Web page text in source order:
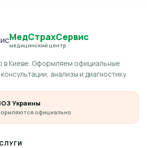
МедСтрахСервис
медицинский центр
в Киеве. Оформляем официальные
анализы и диагностику.
Украины
официально